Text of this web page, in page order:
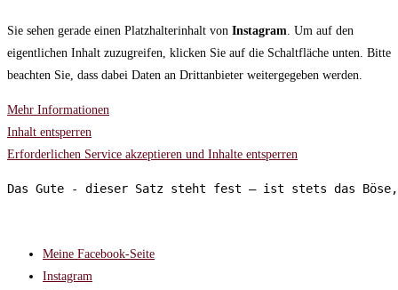
Sie sehen gerade einen Platzhalterinhalt von Instagram. Um auf den
eigentlichen Inhalt zuzugreifen, klicken Sie auf die Schaltfläche unten. Bitte
beachten Sie, dass dabei Daten an Drittanbieter weitergegeben werden.
Mehr Informationen
Inhalt entsperren
Erforderlichen Service akzeptieren und Inhalte entsperren
Das Gute - dieser Satz steht fest – ist stets das Böse,
Meine Facebook-Seite
Instagram